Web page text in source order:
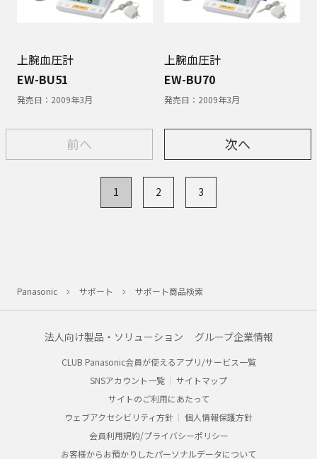
上腕血圧計
EW-BU51
発売日： 2009年3月
上腕血圧計
EW-BU70
発売日： 2009年3月
前へ
1 2 3
次へ
Panasonic サポート サポート商品検索
法人向け製品・ソリューション グループ企業情報
CLUB Panasonic会員が使えるアプリ/サービス一覧
SNSアカウント一覧
サイトマップ
サイトのご利用にあたって
ウェブアクセシビリティ方針
個人情報保護方針
会員利用規約/プライバシーポリシー
お客様からお預かりしたパーソナルデータについて